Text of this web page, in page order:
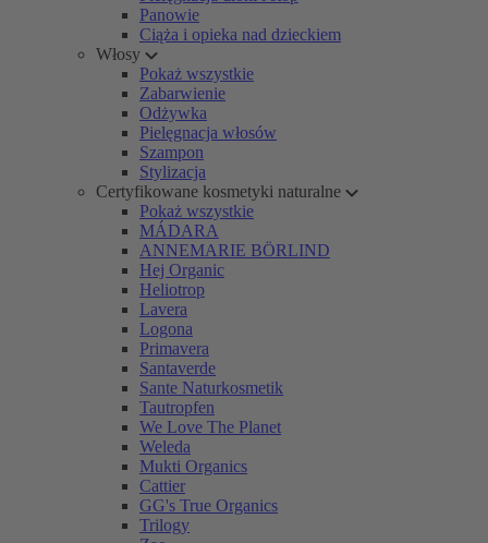
Panowie
Ciąża i opieka nad dzieckiem
Włosy
Pokaż wszystkie
Zabarwienie
Odżywka
Pielęgnacja włosów
Szampon
Stylizacja
Certyfikowane kosmetyki naturalne
Pokaż wszystkie
MÁDARA
ANNEMARIE BÖRLIND
Hej Organic
Heliotrop
Lavera
Logona
Primavera
Santaverde
Sante Naturkosmetik
Tautropfen
We Love The Planet
Weleda
Mukti Organics
Cattier
GG's True Organics
Trilogy